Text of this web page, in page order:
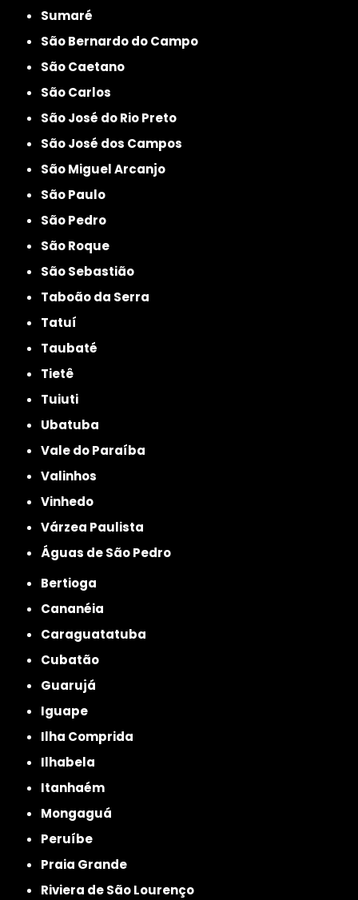
Sumaré
São Bernardo do Campo
São Caetano
São Carlos
São José do Rio Preto
São José dos Campos
São Miguel Arcanjo
São Paulo
São Pedro
São Roque
São Sebastião
Taboão da Serra
Tatuí
Taubaté
Tietê
Tuiuti
Ubatuba
Vale do Paraíba
Valinhos
Vinhedo
Várzea Paulista
Águas de São Pedro
Bertioga
Cananéia
Caraguatatuba
Cubatão
Guarujá
Iguape
Ilha Comprida
Ilhabela
Itanhaém
Mongaguá
Peruíbe
Praia Grande
Riviera de São Lourenço